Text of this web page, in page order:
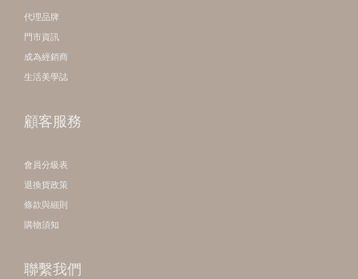
代理品牌
門市資訊
成為經銷商
生活美學誌
顧客服務
會員分級表
退換貨政策
條款與細則
購物須知
聯繫我們